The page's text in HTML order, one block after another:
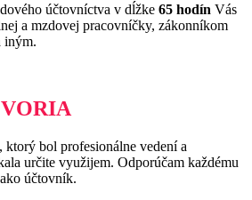
účtovníctva v dĺžke 65 hodín Vás
a mzdovej pracovníčky, zákonníkom
iným.
ktorý bol profesionálne vedení a
určite využijem. Odporúčam každému
účtovník.